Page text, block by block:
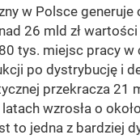
w Polsce generuje
26 mld zł
tys. miejsc pracy w
po dystrybucję i
przekracza 21
wzrosła o
to jedna z bardziej